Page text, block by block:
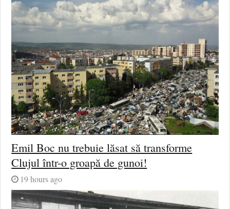
Emil Boc nu trebuie lăsat să transforme
Clujul într-o groapă de gunoi!
19 hours ago